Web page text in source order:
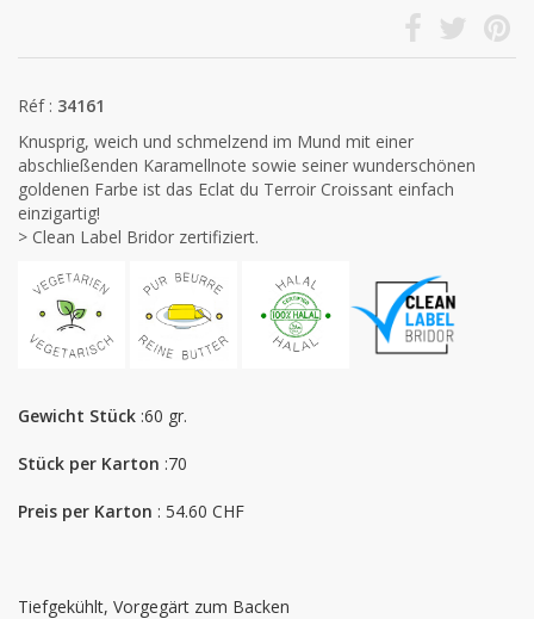
Réf : 34161
Knusprig, weich und schmelzend im Mund mit einer
abschließenden Karamellnote sowie seiner wunderschönen
goldenen Farbe ist das Eclat du Terroir Croissant einfach
einzigartig!
> Clean Label Bridor zertifiziert.
Gewicht Stück :60 gr.
Stück per Karton :70
Preis per Karton : 54.60 CHF
Tiefgekühlt, Vorgegärt zum Backen